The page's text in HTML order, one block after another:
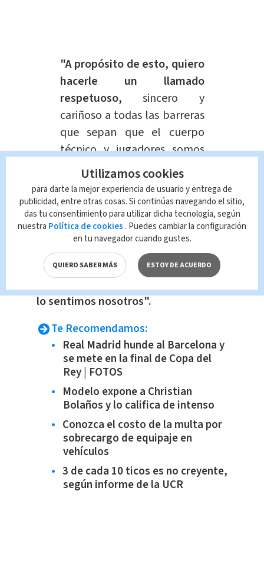
"A propósito de esto, quiero
hacerle un llamado
respetuoso, sincero y
cariñoso a todas las barreras
que sepan que el cuerpo
técnico y jugadores somos
honrados", dijo.
El momento fue tan emotivo que los
asistentes de la conferencia le
aplaudieron al director técnico,
finalizó dándole un mensaje a las
barras organizadas. "Yo quiero decirle
lo sentimos nosotros".
Te Recomendamos:
Real Madrid hunde al Barcelona y
se mete en la final de Copa del
Rey | FOTOS
Modelo expone a Christian
Bolaños y lo califica de intenso
Conozca el costo de la multa por
sobrecargo de equipaje en
vehículos
3 de cada 10 ticos es no creyente,
según informe de la UCR
Utilizamos cookies
para darte la mejor experiencia de usuario y entrega de
publicidad, entre otras cosas. Si continúas navegando el sitio,
das tu consentimiento para utilizar dicha tecnología, según
nuestra Política de cookies . Puedes cambiar la configuración
en tu navegador cuando gustes.
QUIERO SABER MÁS ESTOY DE ACUERDO